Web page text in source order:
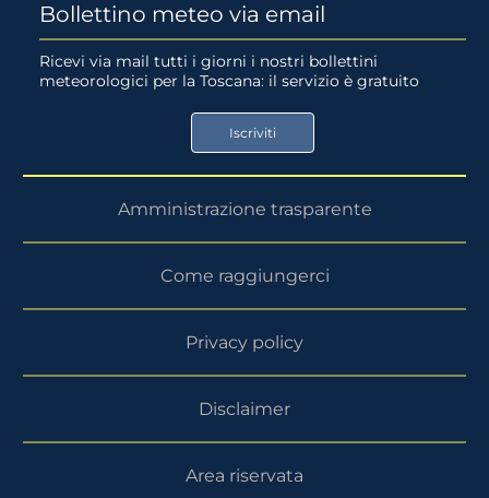
su
App
su
Google
Store
Bollettino meteo via email
Ricevi via mail tutti i giorni i nostri bollettini
meteorologici per la Toscana: il servizio è gratuito
Iscriviti
Amministrazione trasparente
Come raggiungerci
Privacy policy
Disclaimer
Area riservata